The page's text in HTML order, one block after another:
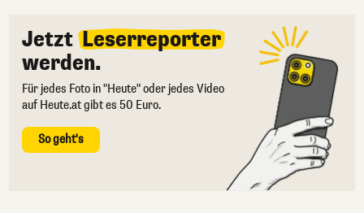
Jetzt Leserreporter
werden.
Für jedes Foto in "Heute" oder jedes Video
auf Heute.at gibt es 50 Euro.
So geht's